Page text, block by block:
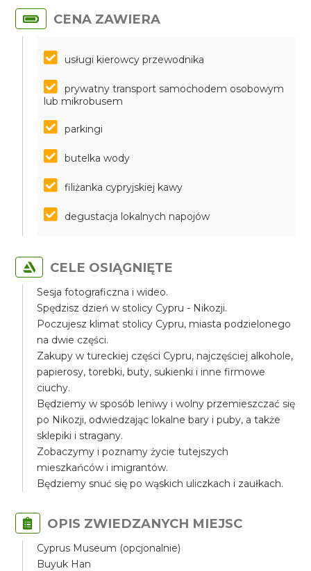
CENA ZAWIERA
usługi kierowcy przewodnika
prywatny transport samochodem osobowym
lub mikrobusem
parkingi
butelka wody
filiżanka cypryjskiej kawy
degustacja lokalnych napojów
CELE OSIĄGNIĘTE
Sesja fotograficzna i wideo.
Spędzisz dzień w stolicy Cypru - Nikozji.
Poczujesz klimat stolicy Cypru, miasta podzielonego
na dwie części.
Zakupy w tureckiej części Cypru, najczęściej alkohole,
papierosy, torebki, buty, sukienki i inne firmowe
ciuchy.
Będziemy w sposób leniwy i wolny przemieszczać się
po Nikozji, odwiedzając lokalne bary i puby, a także
sklepiki i stragany.
Zobaczymy i poznamy życie tutejszych
mieszkańców i imigrantów.
Będziemy snuć się po wąskich uliczkach i zaułkach.
OPIS ZWIEDZANYCH MIEJSC
Cyprus Museum (opcjonalnie)
Buyuk Han